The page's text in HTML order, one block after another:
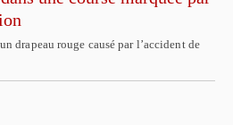
drapeau rouge causé par l’accident de